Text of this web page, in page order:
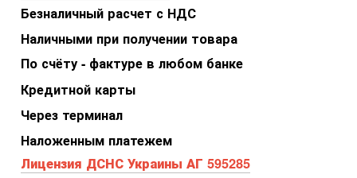
Безналичный расчет с НДС
Наличными при получении товара
По счёту - фактуре в любом банке
Кредитной карты
Через терминал
Наложенным платежем
Лицензия ДСНС Украины АГ 595285